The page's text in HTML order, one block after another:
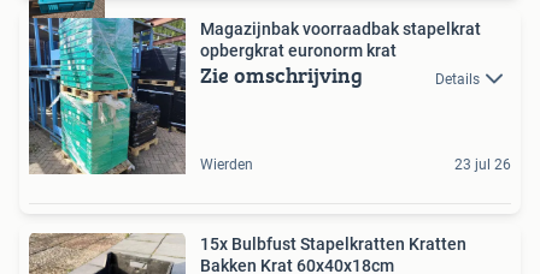
Magazijnbak voorraadbak stapelkrat
opbergkrat euronorm krat
Zie omschrijving Details
Wierden 23 jul 26
15x Bulbfust Stapelkratten Kratten
Bakken Krat 60x40x18cm